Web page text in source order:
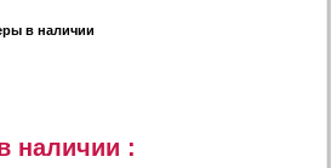
в наличии
наличии :